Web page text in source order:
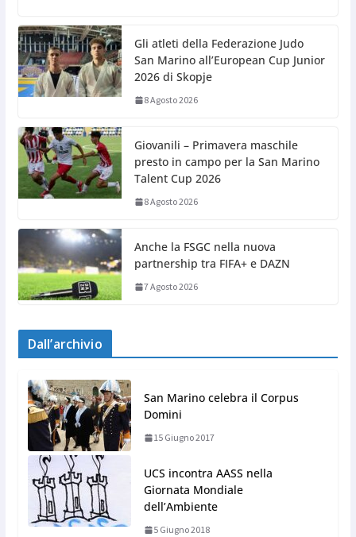
Gli atleti della Federazione Judo
San Marino all’European Cup Junior
2026 di Skopje
8 Agosto 2026
Giovanili – Primavera maschile
presto in campo per la San Marino
Talent Cup 2026
8 Agosto 2026
Anche la FSGC nella nuova
partnership tra FIFA+ e DAZN
7 Agosto 2026
Dall’archivio
San Marino celebra il Corpus
Domini
15 Giugno 2017
UCS incontra AASS nella
Giornata Mondiale
dell’Ambiente
5 Giugno 2018